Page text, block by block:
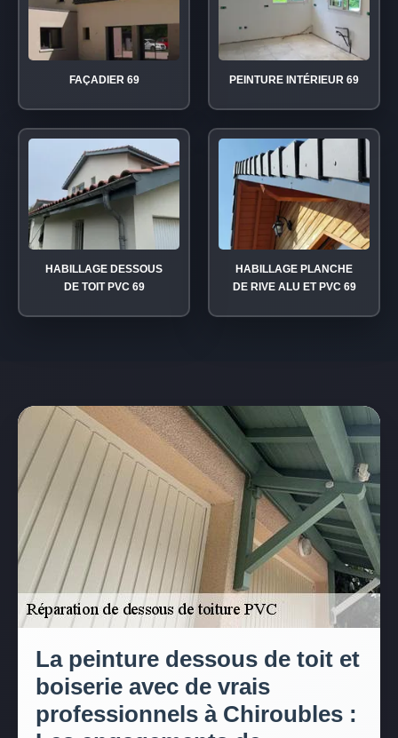
FAÇADIER 69 PEINTURE INTÉRIEUR 69
HABILLAGE DESSOUS
DE TOIT PVC 69
HABILLAGE PLANCHE
DE RIVE ALU ET PVC 69
La peinture dessous de toit et
boiserie avec de vrais
professionnels à Chiroubles :